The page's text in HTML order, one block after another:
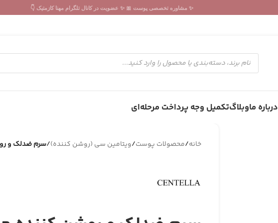
✨ مشاوره تخصصی پوست 🎀 ✨ عضویت در کانال تلگرام مهنا کازمتیک 👇
درباره ماوبلاگتکمیل وجه پرداخت مرحله‌ای
خانه/محصولات پوست/ویتامین سی (روشن کننده)/سرم ضدلک و